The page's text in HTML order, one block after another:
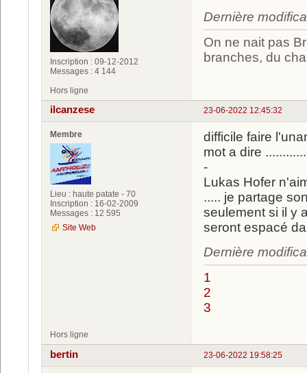
Inscription : 09-12-2012
Messages : 4 144
Dernière
On ne nait pas
branches, du
Hors ligne
23-06-2022 12:45:32
ilcanzese
Membre
Lieu : haute patate - 70
Inscription : 16-02-2009
Messages : 12 595
Site Web
difficile faire
mot a dire
-
Lukas Hofer
..... je partage
seulement si il y
seront espacé
Dernière
1
2
3
Hors ligne
23-06-2022 19:58:25
bertin